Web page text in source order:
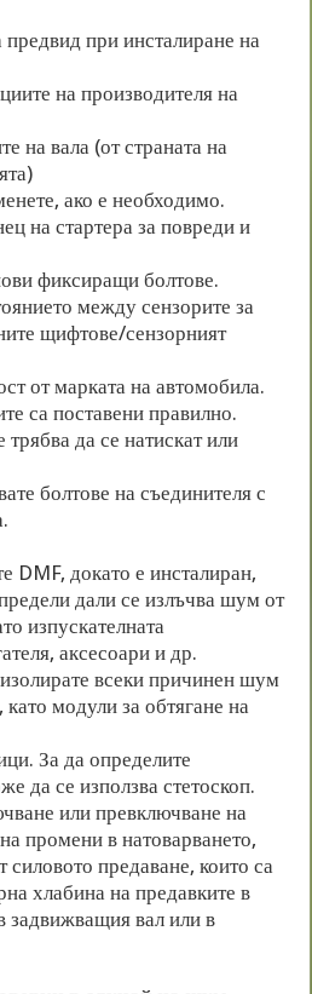
при инсталиране на
на производителя на
на вала (от страната на
ако е необходимо.
на стартера за повреди и
фиксиращи болтове.
между сензорите за
щифтове/сензорният
от марката на автомобила.
са поставени правилно.
да се натискат или
болтове на съединителя с
DMF, докато е инсталиран,
дали се излъчва шум от
изпускателната
аксесоари и др.
всеки причинен шум
модули за обтягане на
За да определите
да се използва стетоскоп.
или превключване на
промени в натоварването,
предаване, които са
хлабина на предавките в
задвижващия вал или в